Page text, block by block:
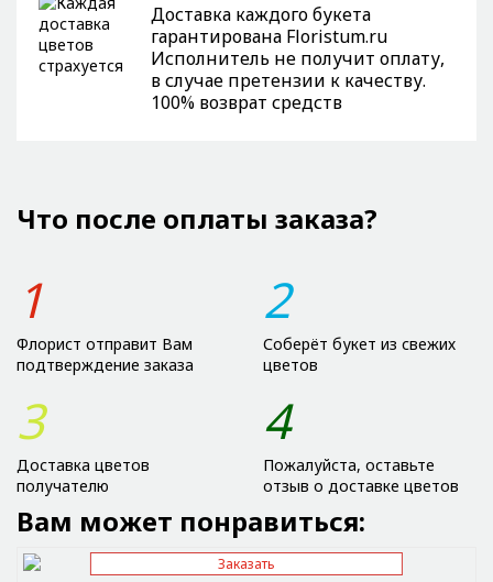
Доставка каждого букета
гарантирована Floristum.ru
Исполнитель не получит оплату,
в случае претензии к качеству.
100% возврат средств
Что после оплаты заказа?
1
Флорист отправит Вам
подтверждение заказа
2
Соберёт букет из свежих
цветов
3
Доставка цветов
получателю
4
Пожалуйста, оставьте
отзыв о доставке цветов
Вам может понравиться:
Заказать
Отправить ссылку на приложение